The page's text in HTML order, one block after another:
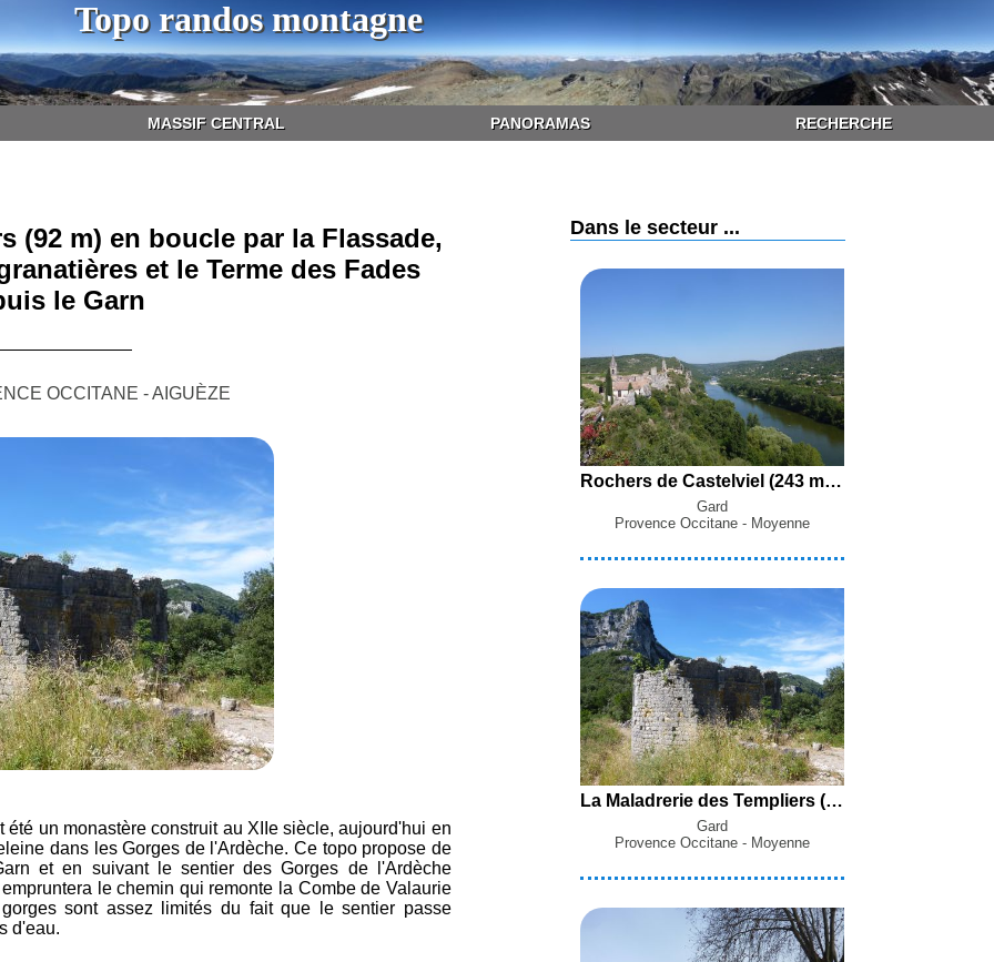
Topo randos montagne
MASSIF CENTRAL PANORAMAS RECHERCHE
(92 m) en boucle par la Flassade,
et le Terme des Fades
le Garn
OCCITANE - AIGUÈZE
un monastère construit au XIIe siècle, aujourd'hui en
dans les Gorges de l'Ardèche. Ce topo propose de
et en suivant le sentier des Gorges de l'Ardèche
le chemin qui remonte la Combe de Valaurie
sont assez limités du fait que le sentier passe
d'eau.
Dans le secteur ...
Rochers de Castelviel (243 m) en boucle par le Puit, la Grange de Meisselle, Aiguèze et la Blanchisserie depuis Saint-Julien-de-Peyrolas
Gard
Provence Occitane - Moyenne
La Maladrerie des Templiers (92 m) en boucle par la Flassade, la Combe du Cros, les Ingranatières et le Terme des Fades depuis le Garn
Gard
Provence Occitane - Moyenne